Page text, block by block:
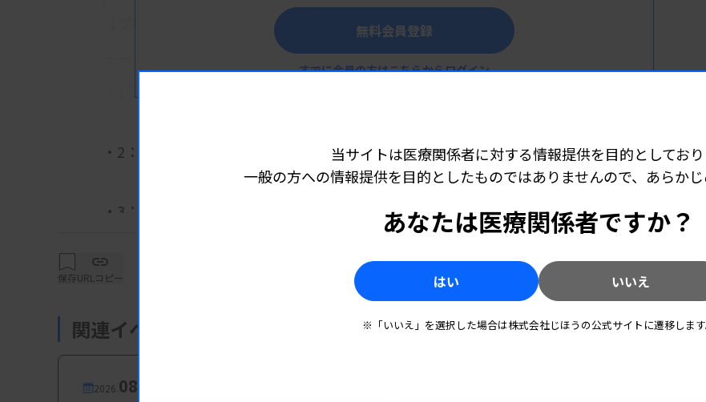
テーマ：HCV肝炎対策のために、臨床検査技師としての役割を考えてみよう
・1：HCV DUOが変えるC型肝炎スクリーニング検査
・2：HCV患者拾い上げ活動について
岡田宏之先生（JA山口厚生連周東総合病院）
・3：肝炎ウイルス検査結果告知漏れのない
検査結果説明、受診・受療勧奨 徹底の重要性
明石俊一先生（AbbVie合同会社 スペシャルティ事業本部
肝炎・感染症領域事業部肝炎撲滅推進部）
【参加費・定員など】
・参加費：無料
詳細はこちら（外部リンク）
無料会員登録
すでに会員の方はこちらからログイン
保存URLコピー
関連イベント・研修会
2026. 08.18
当サイトは医療関係者に対する情報提供を目的としており
一般の方への情報提供を目的としたものではありませんので、あらかじ
あなたは医療関係者ですか？
はい いいえ
※「いいえ」を選択した場合は株式会社じほうの公式サイトに遷移します